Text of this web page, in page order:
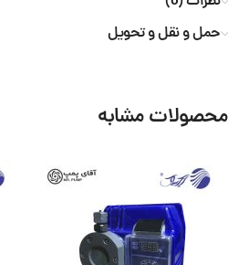
حمل و نقل و تحویل
محصولات مشابه